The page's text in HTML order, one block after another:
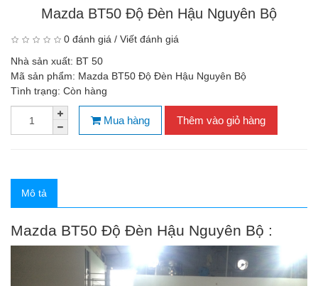
Mazda BT50 Độ Đèn Hậu Nguyên Bộ
0 đánh giá / Viết đánh giá
Nhà sản xuất: BT 50
Mã sản phẩm: Mazda BT50 Độ Đèn Hậu Nguyên Bộ
Tình trạng: Còn hàng
Mua hàng Thêm vào giỏ hàng
Mô tả
Mazda BT50 Độ Đèn Hậu Nguyên Bộ :